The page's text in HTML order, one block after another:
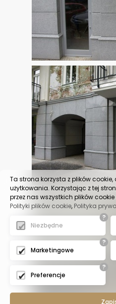
Ta strona korzysta z plików
użytkowania. Korzystając z tej
przez nas wszystkich plików
Polityki plików cookie, Polityka
?
Niezbędne
?
Marketingowe
?
Preferencje